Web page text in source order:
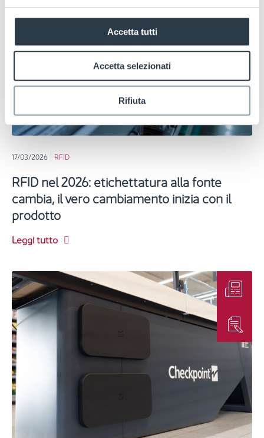
Accetta tutti
Accetta selezionati
Rifiuta
17/03/2026 RFID
RFID nel 2026: etichettatura alla fonte
cambia, il vero cambiamento inizia con il
prodotto
Leggi tutto